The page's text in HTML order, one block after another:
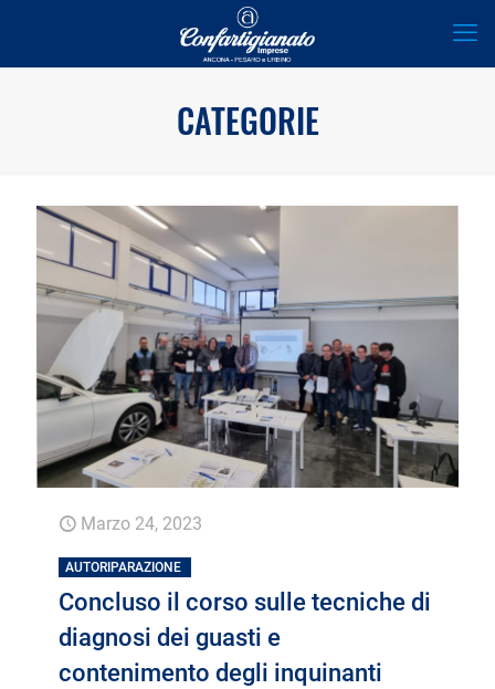
CATEGORIE
Marzo 24, 2023
AUTORIPARAZIONE
Concluso il corso sulle tecniche di
diagnosi dei guasti e
contenimento degli inquinanti